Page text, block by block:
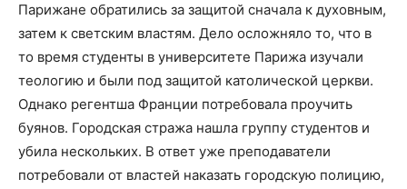
Парижане обратились за защитой сначала к духовным,
затем к светским властям. Дело осложняло то, что в
то время студенты в университете Парижа изучали
теологию и были под защитой католической церкви.
Однако регентша Франции потребовала проучить
буянов. Городская стража нашла группу студентов и
убила нескольких. В ответ уже преподаватели
потребовали от властей наказать городскую полицию,